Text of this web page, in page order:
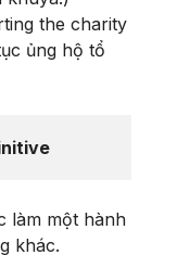
the charity
ủng hộ tổ
làm một hành
khác.